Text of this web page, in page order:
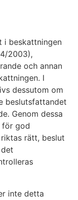
i beskattningen
2003),
och annan
I
dessutom om
beslutsfattandet
Genom dessa
för god
rätt, beslut
inte detta